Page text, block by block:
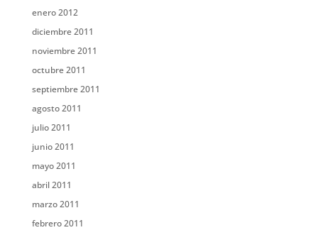
enero 2012
diciembre 2011
noviembre 2011
octubre 2011
septiembre 2011
agosto 2011
julio 2011
junio 2011
mayo 2011
abril 2011
marzo 2011
febrero 2011